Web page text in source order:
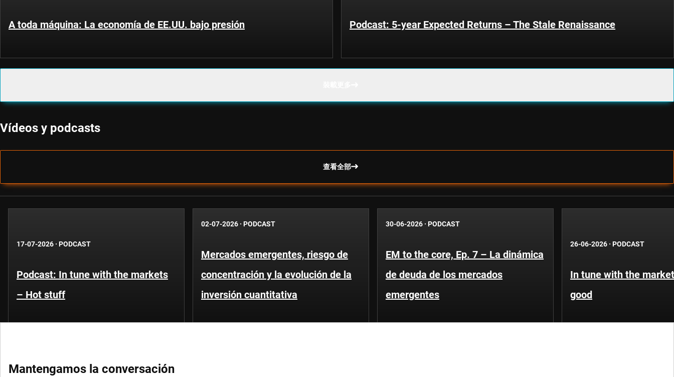
A toda máquina: La economía de EE.UU. bajo presión Podcast: 5-year Expected Returns – The Stale Renaissance
Vídeos y podcasts
查看全部
17-07-2026 · PODCAST
Podcast: In tune with the markets
– Hot stuff
02-07-2026 · PODCAST
Mercados emergentes, riesgo de
concentración y la evolución de la
inversión cuantitativa
30-06-2026 · PODCAST
EM to the core, Ep. 7 – La dinámica
de deuda de los mercados
emergentes
26-06-2026 · PODCAST
In tune with the
good
Mantengamos la conversación